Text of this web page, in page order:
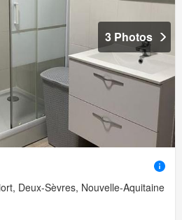
3 Photos
Deux-Sèvres, Nouvelle-Aquitaine